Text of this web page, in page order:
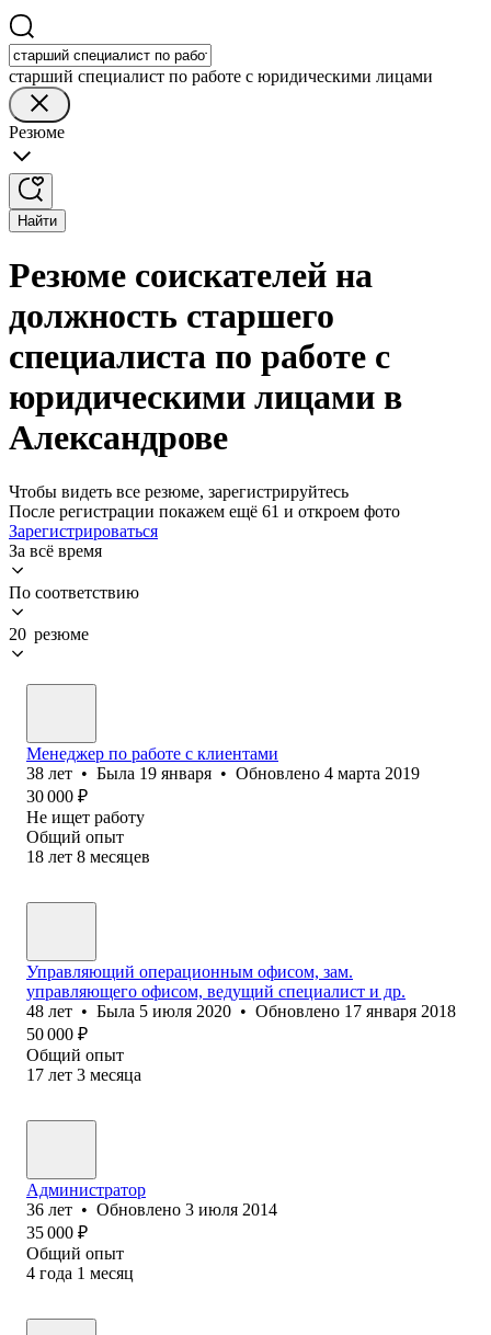
старший специалист по работе с юридическими лицами
Резюме
Найти
Резюме соискателей на
должность старшего
специалиста по работе с
юридическими лицами в
Александрове
Чтобы видеть все резюме, зарегистрируйтесь
После регистрации покажем ещё 61 и откроем фото
Зарегистрироваться
За всё время
По соответствию
20 резюме
Менеджер по работе с клиентами
38 лет • Была 19 января • Обновлено 4 марта 2019
30 000 ₽
Не ищет работу
Общий опыт
18 лет 8 месяцев
Управляющий операционным офисом, зам.
управляющего офисом, ведущий специалист и др.
48 лет • Была 5 июля 2020 • Обновлено 17 января 2018
50 000 ₽
Общий опыт
17 лет 3 месяца
Администратор
36 лет • Обновлено 3 июля 2014
35 000 ₽
Общий опыт
4 года 1 месяц